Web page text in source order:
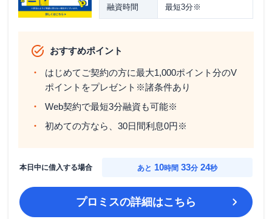
融資時間 最短3分※
おすすめポイント
はじめてご契約の方に最大1,000ポイント分のV
ポイントをプレゼント※諸条件あり
Web契約で最短3分融資も可能※
初めての方なら、30日間利息0円※
本日中に借入する場合 あと 10時間 33分 22秒
プロミスの詳細はこちら